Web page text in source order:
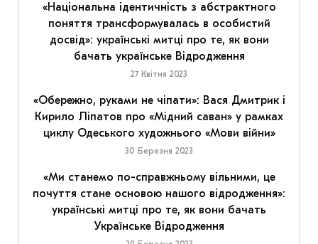
«Національна ідентичність з абстрактного
поняття трансформувалась в особистий
досвід»: українські митці про те, як вони
бачать українське Відродження
27 Квітня 2023
«Обережно, руками не чіпати»: Вася Дмитрик і
Кирило Ліпатов про «Мідний саван» у рамках
циклу Одеського художнього «Мови війни»
30 Березня 2023
«Ми станемо по-справжньому вільними, це
почуття стане основою нашого відродження»:
українські митці про те, як вони бачать
Українське Відродження